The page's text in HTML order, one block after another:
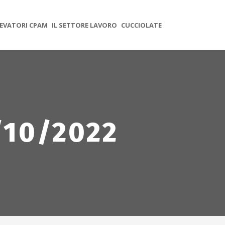
CPAM IL SETTORE LAVORO CUCCIOLATE
10/2022